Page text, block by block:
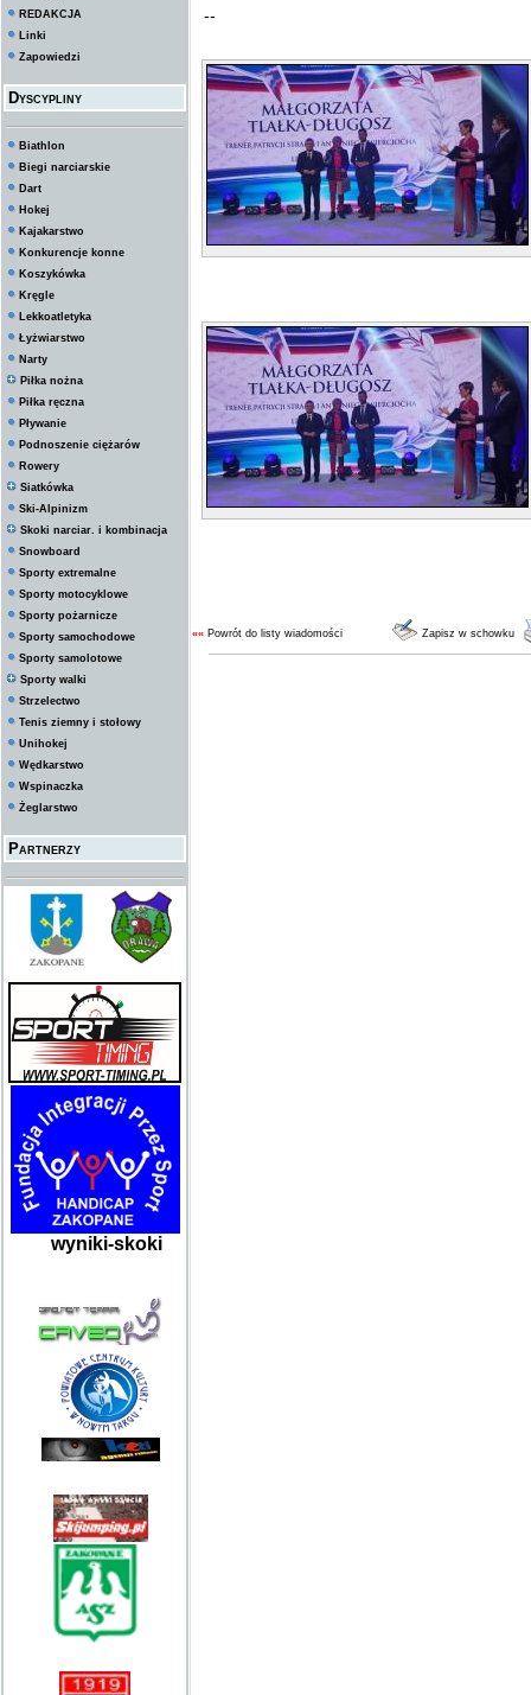
REDAKCJA
Linki
Zapowiedzi
Dyscypliny
Biathlon
Biegi narciarskie
Dart
Hokej
Kajakarstwo
Konkurencje konne
Koszykówka
Kręgle
Lekkoatletyka
Łyżwiarstwo
Narty
Piłka nożna
Piłka ręczna
Pływanie
Podnoszenie ciężarów
Rowery
Siatkówka
Ski-Alpinizm
Skoki narciar. i kombinacja
Snowboard
Sporty extremalne
Sporty motocyklowe
Sporty pożarnicze
Sporty samochodowe
Sporty samolotowe
Sporty walki
Strzelectwo
Tenis ziemny i stołowy
Unihokej
Wędkarstwo
Wspinaczka
Żeglarstwo
Partnerzy
wyniki-skoki
--
«« Powrót do listy wiadomości Zapisz w schowku